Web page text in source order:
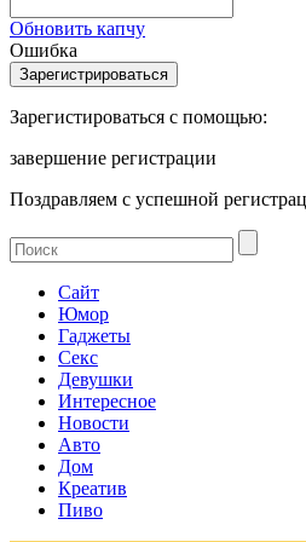
Обновить капчу
Ошибка
Зарегистироваться с помощью:
завершение регистрации
Поздравляем с успешной
Сайт
Юмор
Гаджеты
Секс
Девушки
Интересное
Новости
Авто
Дом
Креатив
Пиво